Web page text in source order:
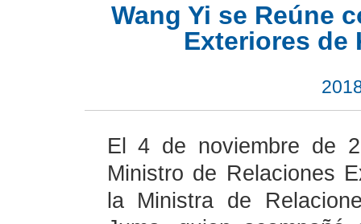
Wang Yi se Reúne
Exteriores de
El 4 de noviembre de
Ministro de Relaciones
la Ministra de